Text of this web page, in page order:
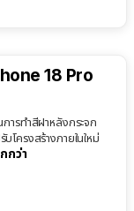
18 Pro
ารทำสีฝาหลังกระจก
โครงสร้างภายในใหม่
กว่า